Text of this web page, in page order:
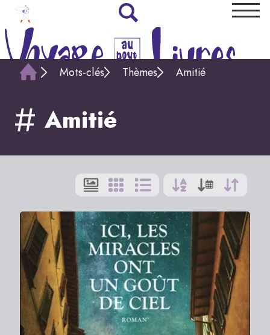
Mots-clés Thèmes Amitié
Amitié